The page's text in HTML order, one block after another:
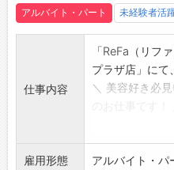
を活かして働い
アルバイト・パート 未経験者活
仕事内容
「ReFa（リフ
プラザ店」にて
＼ 美容好き必
【具体的な業
・来店された
・ReFaの美容
雇用形態 アルバイト・パ